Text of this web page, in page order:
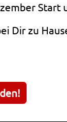
Start
Dir zu